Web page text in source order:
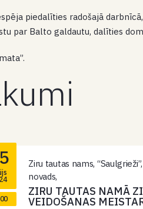
piedalīties radošajā
par Balto galdautu, dalīties
Ziru tautas nams,
novads,
ZIRU TAUTAS NAMĀ
VEIDOŠANAS